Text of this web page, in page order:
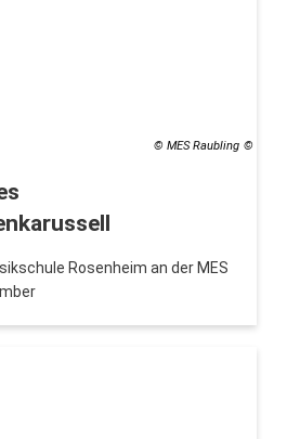
© MES Raubling
Rosenheim an der MES